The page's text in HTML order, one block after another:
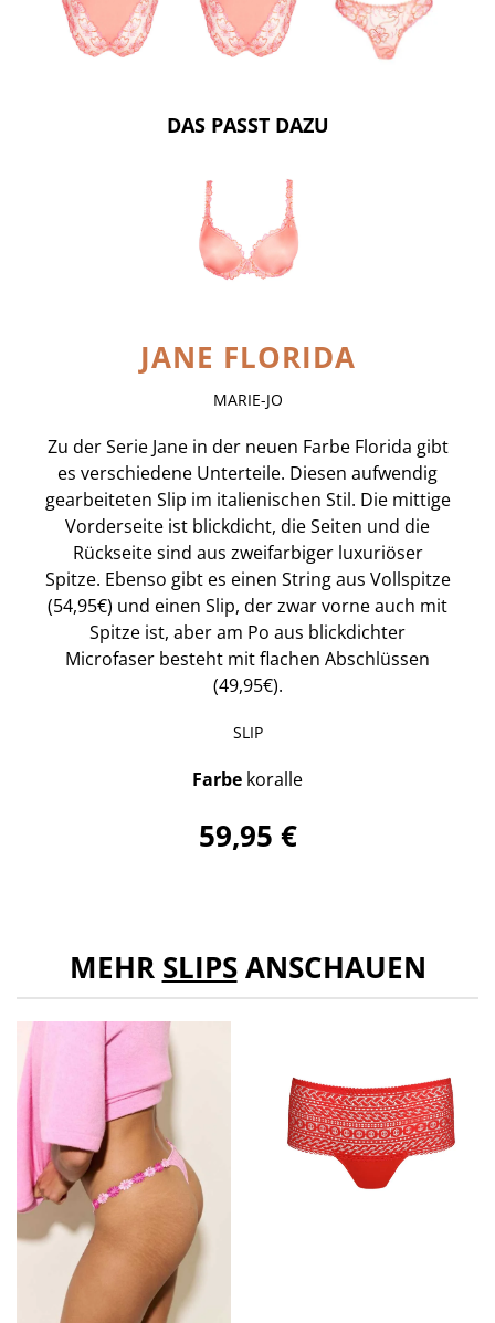
DAS PASST DAZU
JANE FLORIDA
MARIE-JO
Zu der Serie Jane in der neuen Farbe Florida gibt
es verschiedene Unterteile. Diesen aufwendig
gearbeiteten Slip im italienischen Stil. Die mittige
Vorderseite ist blickdicht, die Seiten und die
Rückseite sind aus zweifarbiger luxuriöser
Spitze. Ebenso gibt es einen String aus Vollspitze
(54,95€) und einen Slip, der zwar vorne auch mit
Spitze ist, aber am Po aus blickdichter
Microfaser besteht mit flachen Abschlüssen
(49,95€).
SLIP
Farbe koralle
59,95 €
MEHR SLIPSANSCHAUEN